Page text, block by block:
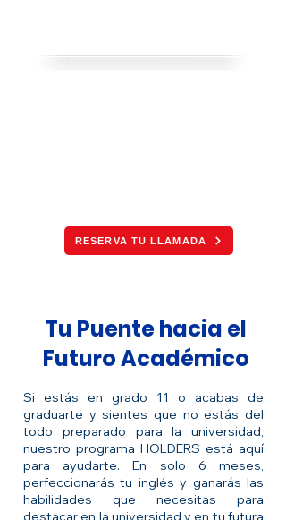
RESERVA TU LLAMADA
Tu Puente hacia el
Futuro Académico
Si estás en grado 11 o acabas de
graduarte y sientes que no estás del
todo preparado para la universidad,
nuestro programa HOLDERS está aquí
para ayudarte. En solo 6 meses,
perfeccionarás tu inglés y ganarás las
habilidades que necesitas para
destacar en la universidad y en tu futura